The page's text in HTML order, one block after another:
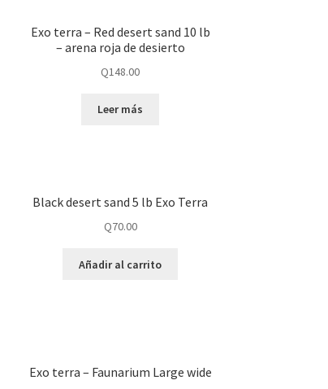
Exo terra – Red desert sand 10 lb
– arena roja de desierto
Q148.00
Leer más
Black desert sand 5 lb Exo Terra
Q70.00
Añadir al carrito
Exo terra – Faunarium Large wide